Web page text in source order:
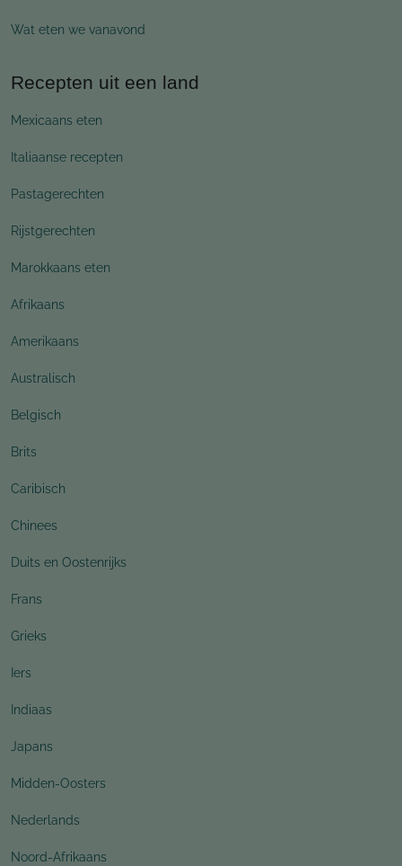
Wat eten we vanavond
Recepten uit een land
Mexicaans eten
Italiaanse recepten
Pastagerechten
Rijstgerechten
Marokkaans eten
Afrikaans
Amerikaans
Australisch
Belgisch
Brits
Caribisch
Chinees
Duits en Oostenrijks
Frans
Grieks
Iers
Indiaas
Japans
Midden-Oosters
Nederlands
Noord-Afrikaans